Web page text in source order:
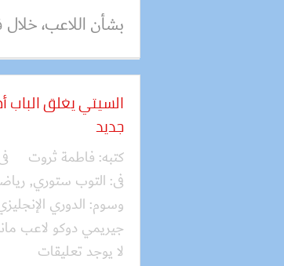
بشأن اللاعب، خلال
السيتي يغلق
جديد
كتبه: فاطمة ثروت
فى: التوب ستوري,
وسوم: الدوري
جيريمي دوكو لاعب
لا يوجد تعليقات